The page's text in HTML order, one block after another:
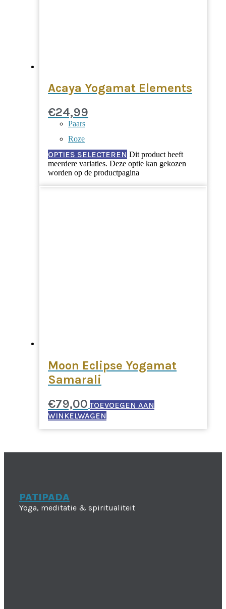
Acaya Yogamat Elements
€24,99
Paars
Roze
OPTIES SELECTEREN Dit product heeft
meerdere variaties. Deze optie kan gekozen
worden op de productpagina
Moon Eclipse Yogamat
Samarali
€79,00 TOEVOEGEN AAN
WINKELWAGEN
PATIPADA
Yoga, meditatie & spiritualiteit